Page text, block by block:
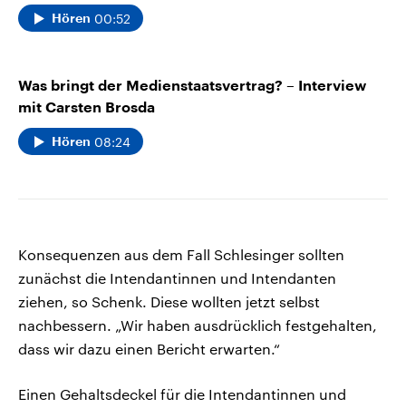
Hören 00:52
Was bringt der Medienstaatsvertrag? – Interview
mit Carsten Brosda
Hören 08:24
Konsequenzen aus dem Fall Schlesinger sollten
zunächst die Intendantinnen und Intendanten
ziehen, so Schenk. Diese wollten jetzt selbst
nachbessern. „Wir haben ausdrücklich festgehalten,
dass wir dazu einen Bericht erwarten.“
Einen Gehaltsdeckel für die Intendantinnen und